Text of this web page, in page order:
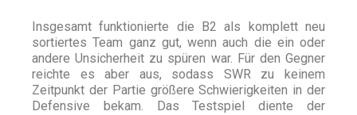
Insgesamt funktionierte die B2 als komplett neu
sortiertes Team ganz gut, wenn auch die ein oder
andere Unsicherheit zu spüren war. Für den Gegner
reichte es aber aus, sodass SWR zu keinem
Zeitpunkt der Partie größere Schwierigkeiten in der
Defensive bekam. Das Testspiel diente der